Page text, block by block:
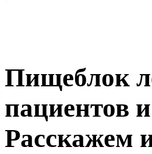
Пищеблок
пациентов
Расскажем